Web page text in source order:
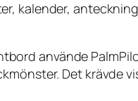
kalender,
använde
Det krävde